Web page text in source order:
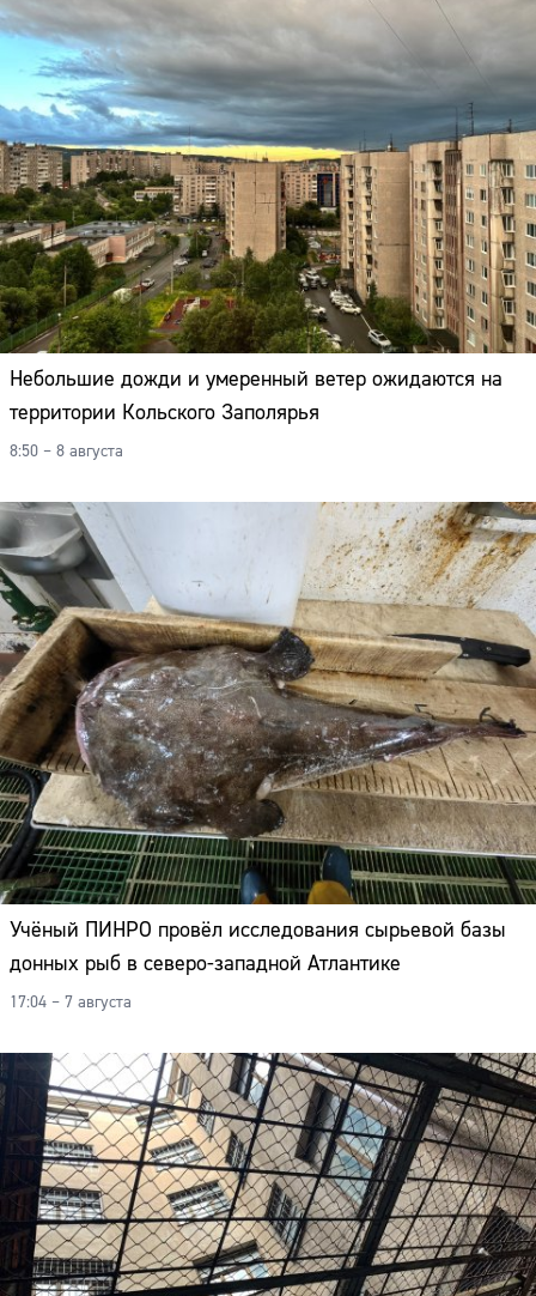
Небольшие дожди и умеренный ветер ожидаются на
территории Кольского Заполярья
8:50 – 8 августа
Учёный ПИНРО провёл исследования сырьевой базы
донных рыб в северо-западной Атлантике
17:04 – 7 августа
Адрес:
Телефон: